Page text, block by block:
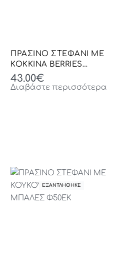
ΠΡΑΣΙΝΟ ΣΤΕΦΑΝΙ ΜΕ
ΚΟΚΚΙΝΑ BERRIES
ΚΟΚΚΙΝΕΣ ΜΠΑΛΛΕΣ ΚΑΙ
ΠΑΓΩΜΕΝΟ
43.00€
Διαβάστε περισσότερα
ΕΞΑΝΤΛΗΘΗΚΕ